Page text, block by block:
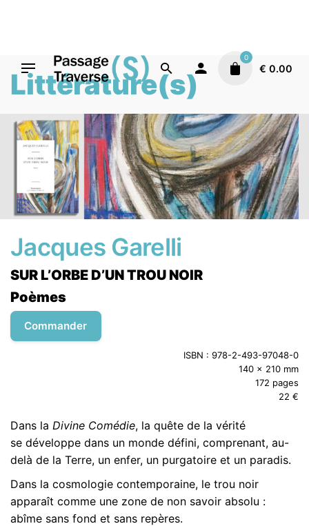
€ 0.00
0
Littérature(s)
Jacques Garelli
SUR L’ORBE D’UN TROU NOIR
Poèmes
Commander
ISBN : 978-2-493-97048-0
140 x 210 mm
172 pages
22 €
Dans la Divine Comédie, la quête de la vérité
se développe dans un monde défini, comprenant, au-
delà de la Terre, un enfer, un purgatoire et un paradis.
Dans la cosmologie contemporaine, le trou noir
apparaît comme une zone de non savoir absolu :
abîme sans fond et sans repères.